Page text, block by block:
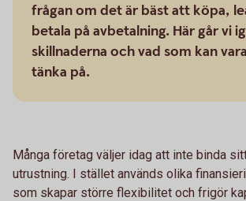
frågan om det är bäst att köpa,
betala på avbetalning. Här går vi
skillnaderna och vad som kan
tänka på.
Många företag väljer idag att inte binda
utrustning. I stället används olika
som skapar större flexibilitet och frigör